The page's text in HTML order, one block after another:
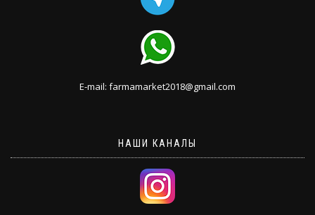
E-mail: farmamarket2018@gmail.com
НАШИ КАНАЛЫ